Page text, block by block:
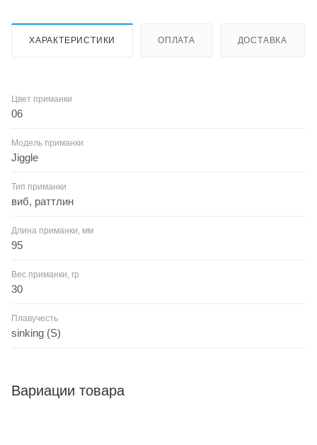
ХАРАКТЕРИСТИКИ ОПЛАТА ДОСТАВКА
Цвет приманки
06
Модель приманки
Jiggle
Тип приманки
виб, раттлин
Длина приманки, мм
95
Вес приманки, гр
30
Плавучесть
sinking (S)
Вариации товара